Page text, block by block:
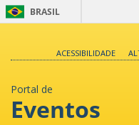
BRASIL
ACESSIBILIDADE
Portal de
Eventos